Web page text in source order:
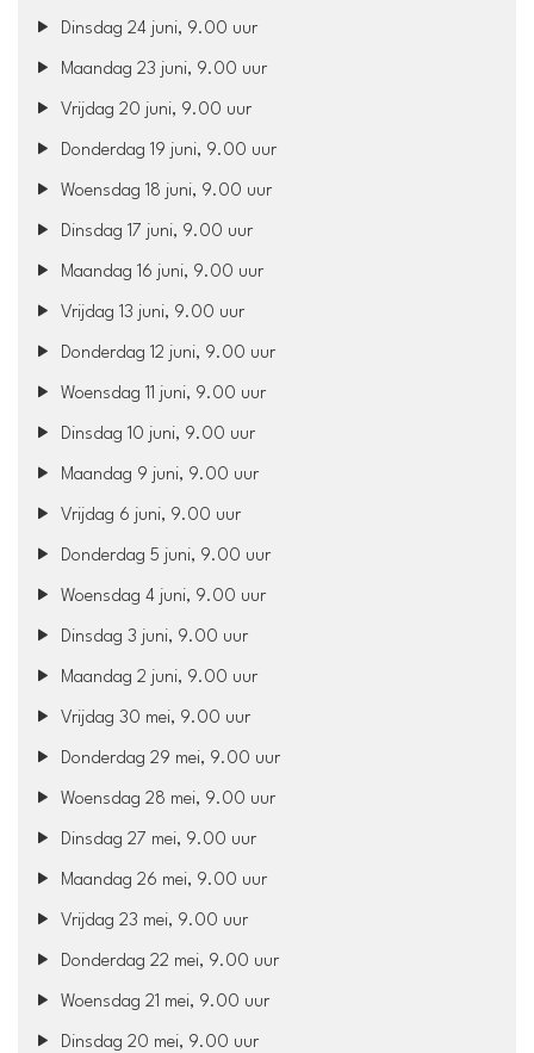
Dinsdag 24 juni, 9.00 uur
Maandag 23 juni, 9.00 uur
Vrijdag 20 juni, 9.00 uur
Donderdag 19 juni, 9.00 uur
Woensdag 18 juni, 9.00 uur
Dinsdag 17 juni, 9.00 uur
Maandag 16 juni, 9.00 uur
Vrijdag 13 juni, 9.00 uur
Donderdag 12 juni, 9.00 uur
Woensdag 11 juni, 9.00 uur
Dinsdag 10 juni, 9.00 uur
Maandag 9 juni, 9.00 uur
Vrijdag 6 juni, 9.00 uur
Donderdag 5 juni, 9.00 uur
Woensdag 4 juni, 9.00 uur
Dinsdag 3 juni, 9.00 uur
Maandag 2 juni, 9.00 uur
Vrijdag 30 mei, 9.00 uur
Donderdag 29 mei, 9.00 uur
Woensdag 28 mei, 9.00 uur
Dinsdag 27 mei, 9.00 uur
Maandag 26 mei, 9.00 uur
Vrijdag 23 mei, 9.00 uur
Donderdag 22 mei, 9.00 uur
Woensdag 21 mei, 9.00 uur
Dinsdag 20 mei, 9.00 uur